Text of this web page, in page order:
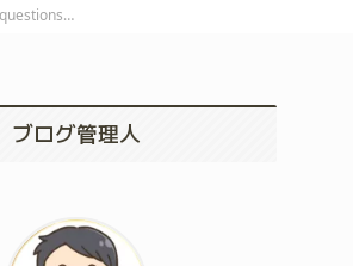
ブログ管理人